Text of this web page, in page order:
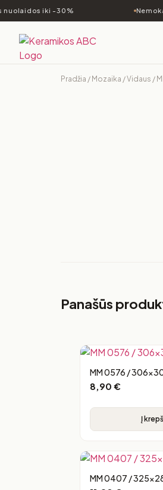
iki -30%
Pradžia / Mozaika /Vidaus /
Panašūs
MM 0576 /
8,90 €
Į
MM 0407 /